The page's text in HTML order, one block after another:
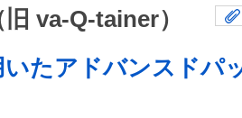
va-Q-tainer）
いたアドバンスドパ